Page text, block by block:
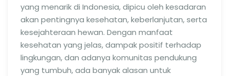
yang menarik di Indonesia, dipicu oleh kesadaran
akan pentingnya kesehatan, keberlanjutan, serta
kesejahteraan hewan. Dengan manfaat
kesehatan yang jelas, dampak positif terhadap
lingkungan, dan adanya komunitas pendukung
yang tumbuh, ada banyak alasan untuk